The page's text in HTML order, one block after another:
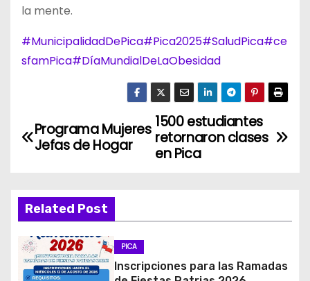
la mente.
#MunicipalidadDePica#Pica2025#SaludPica#ce
sfamPica#DíaMundialDeLaObesidad
N
e
g
a
1500 estudiantes
retornaron clases
en Pica
Programa Mujeres
Jefas de Hogar
Related Post
PICA
Inscripciones para las Ramadas